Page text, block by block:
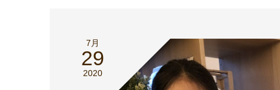
7月
29
2020